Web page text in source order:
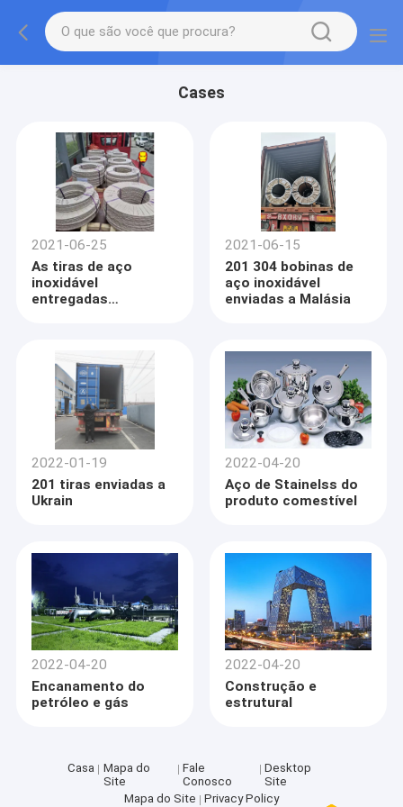
Cases
2021-06-25
As tiras de aço
inoxidável
entregadas
2021-06-15
201 304 bobinas de
aço inoxidável
enviadas a Malásia
2022-01-19
201 tiras enviadas a
Ukrain
2022-04-20
Aço de Stainelss do
produto comestível
2022-04-20
Encanamento do
petróleo e gás
2022-04-20
Construção e
estrutural
Casa
Mapa do
Site
Fale
Conosco
Desktop
Site
Mapa do Site
Privacy Policy